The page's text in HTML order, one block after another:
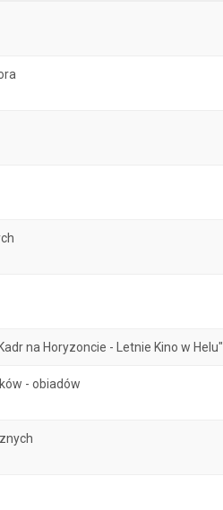
na Horyzoncie - Letnie Kino w Helu"
- obiadów